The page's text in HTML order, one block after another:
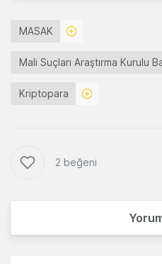
MASAK
Mali Suçları Araştırma Kurulu
Kriptopara
2 beğeni